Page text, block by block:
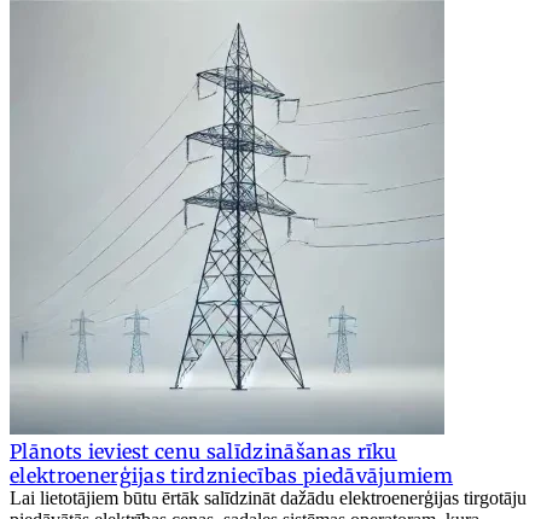
Plānots ieviest cenu salīdzināšanas rīku
elektroenerģijas tirdzniecības piedāvājumiem
Lai lietotājiem būtu ērtāk salīdzināt dažādu elektroenerģijas tirgotāju